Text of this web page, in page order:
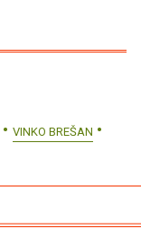
VINKO BREŠAN